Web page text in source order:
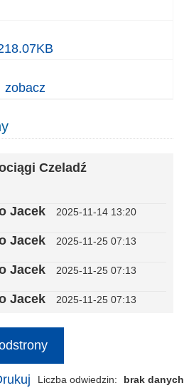
zobacz
Czeladź
Jacek 2025-11-14 13:20
Jacek 2025-11-25 07:13
Jacek 2025-11-25 07:13
Jacek 2025-11-25 07:13
Liczba odwiedzin brak danych